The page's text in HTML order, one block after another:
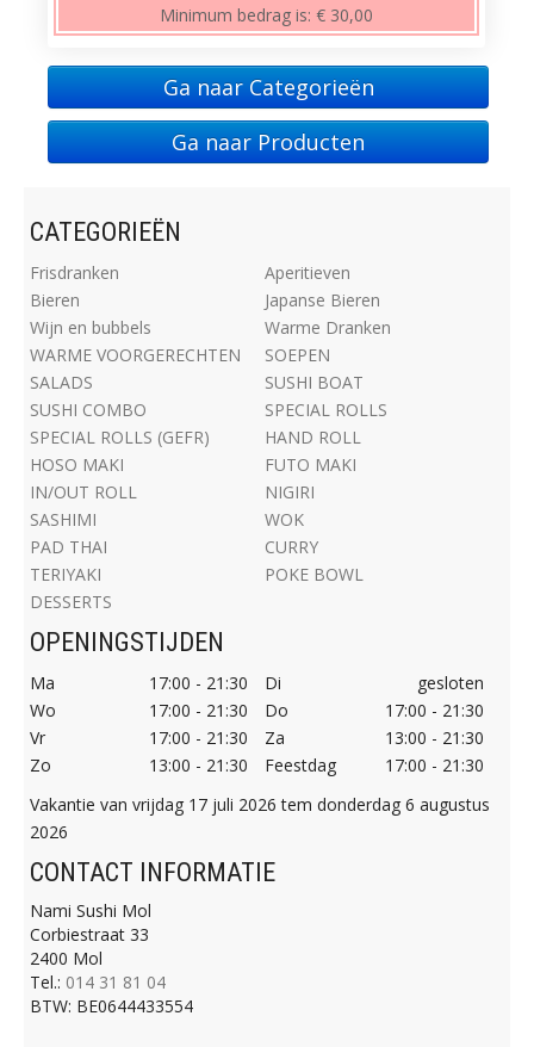
Minimum bedrag is: € 30,00
Ga naar Categorieën
Ga naar Producten
CATEGORIEËN
Frisdranken
Aperitieven
Bieren
Japanse Bieren
Wijn en bubbels
Warme Dranken
WARME VOORGERECHTEN
SOEPEN
SALADS
SUSHI BOAT
SUSHI COMBO
SPECIAL ROLLS
SPECIAL ROLLS (GEFR)
HAND ROLL
HOSO MAKI
FUTO MAKI
IN/OUT ROLL
NIGIRI
SASHIMI
WOK
PAD THAI
CURRY
TERIYAKI
POKE BOWL
DESSERTS
OPENINGSTIJDEN
Ma 17:00 - 21:30 Di
gesloten
Wo
17:00 - 21:30 Do
17:00 - 21:30
Vr
17:00 - 21:30 Za
13:00 - 21:30
Zo
13:00 - 21:30 Feestdag
17:00 - 21:30
Vakantie van vrijdag 17 juli 2026 tem donderdag 6 augustus
2026
CONTACT INFORMATIE
Nami Sushi Mol
Corbiestraat 33
2400 Mol
Tel.: 014 31 81 04
BTW: BE0644433554